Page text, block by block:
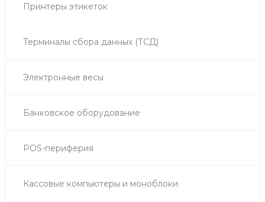
Принтеры этикеток
Терминалы сбора данных (ТСД)
Электронные весы
Банковское оборудование
POS-периферия
Кассовые компьютеры и моноблоки